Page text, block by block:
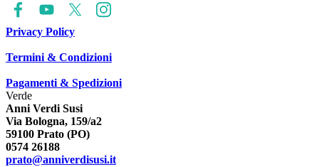
Privacy Policy
Termini & Condizioni
Pagamenti & Spedizioni
Verde
Anni Verdi Susi
Via Bologna, 159/a2
59100 Prato (PO)
0574 26188
prato@anniverdisusi.it